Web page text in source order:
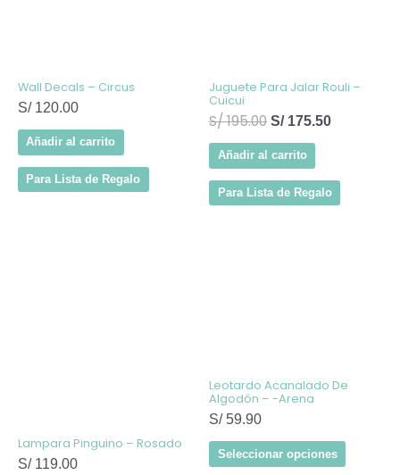
Wall Decals – Circus
S/120.00
Añadir al carrito
Para Lista de Regalo
Juguete Para Jalar Rouli –
Cuicui
S/195.00 S/175.50
Añadir al carrito
Para Lista de Regalo
Lampara Pinguino – Rosado
S/119.00
Leotardo Acanalado De
Algodón – -Arena
S/59.90
Seleccionar opciones
elegir
en
producto